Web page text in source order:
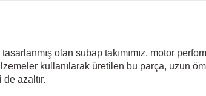
olan subap takımımız, motor
kullanılarak üretilen bu parça, uzun
de azaltır.